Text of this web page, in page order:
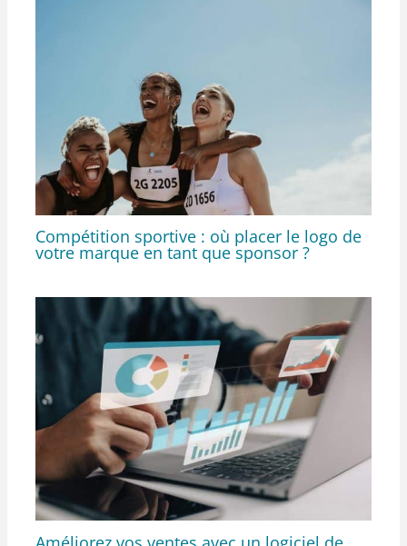
Compétition sportive : où placer le logo de
votre marque en tant que sponsor ?